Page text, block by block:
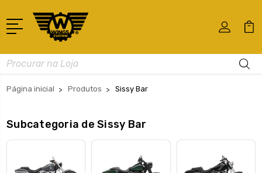
Busca
Página inicial Produtos Sissy Bar
Subcategoria de Sissy Bar